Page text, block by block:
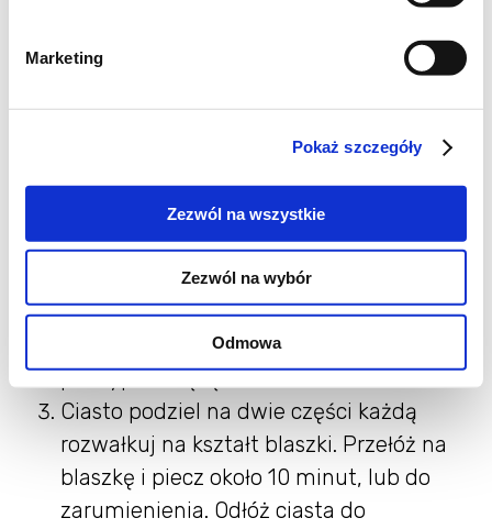
Marketing
Pokaż szczegóły
Zezwól na wszystkie
Zezwól na wybór
Odmowa
1 galaretka cytrynowa
Nastaw piekarnik na 180 C i wyłóż
papierem do pieczenia blaszkę.
Wszystkie składniki zagnieść na ciasto
(wygodnie będzie mikserem) i jeśli ciasto
będzie zbyt klejące i nie będzie nadawało
się do rozwałkowania, to należy
podsypać mąką.
Ciasto podziel na dwie części każdą
rozwałkuj na kształt blaszki. Przełóż na
blaszkę i piecz około 10 minut, lub do
zarumienienia. Odłóż ciasta do